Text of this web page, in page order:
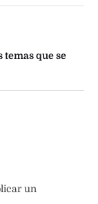
que se
un